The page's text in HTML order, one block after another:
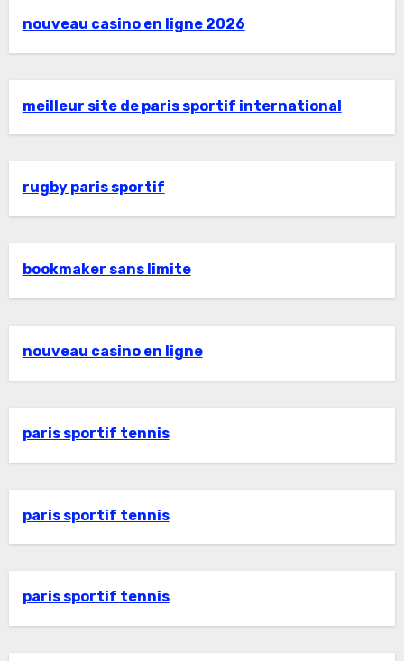
nouveau casino en ligne 2026
meilleur site de paris sportif international
rugby paris sportif
bookmaker sans limite
nouveau casino en ligne
paris sportif tennis
paris sportif tennis
paris sportif tennis